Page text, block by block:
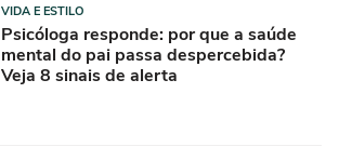
VIDA E ESTILO
Psicóloga responde: por que a saúde
mental do pai passa despercebida?
Veja 8 sinais de alerta